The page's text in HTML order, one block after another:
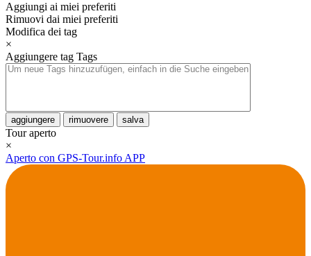
Aggiungi ai miei preferiti
Rimuovi dai miei preferiti
Modifica dei tag
×
Aggiungere tag Tags
aggiungere rimuovere salva
Tour aperto
×
Aperto con GPS-Tour.info APP